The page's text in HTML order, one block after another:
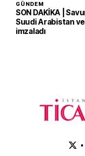
GÜNDEM
SON DAKİKA |
Suudi Arabistan
imzaladı
•